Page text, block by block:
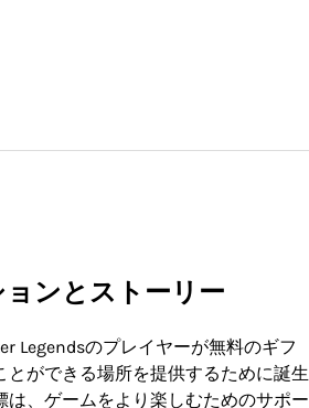
ンとストーリー
Legendsのプレイヤーが無料のギフ
とができる場所を提供するために誕生
は、ゲームをより楽しむためのサポー